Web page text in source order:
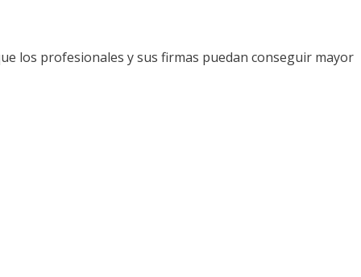
los profesionales y sus firmas puedan conseguir mayor